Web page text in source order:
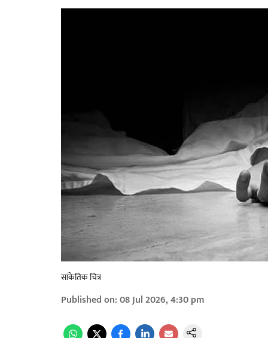
सांकेतिक चित्र
Published on:08 Jul 2026, 4:30 pm